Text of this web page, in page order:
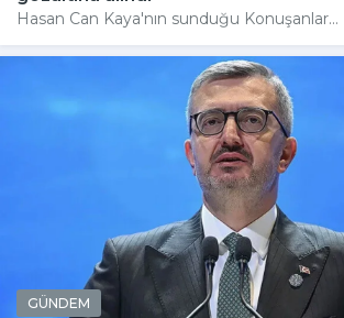
Hasan Can Kaya'nın sunduğu Konuşanlar...
GÜNDEM